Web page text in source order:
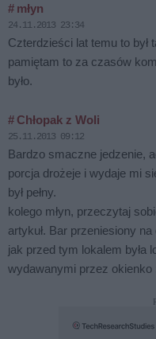
# młyn
24.11.2013 23:34
Czterdzieści lat temu to był
pamiętam to za czasów
było.
# Chłopak z Woli
25.11.2013 09:12
Bardzo smaczne jedzenie,
porcja drożeje i wydaje mi
był pełny.
kolego młyn, przeczytaj
artykuł. Bar przeniesiony
jak przed tym lokalem była
wydawanymi przez okienko